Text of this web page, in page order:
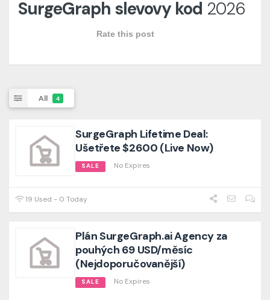
SurgeGraph slevovy kod 2026
Rate this post
All 4
SurgeGraph Lifetime Deal:
Ušetřete $2600 (Live Now)
SALE No Expires
19 Used - 0 Today
Plán SurgeGraph.ai Agency za
pouhých 69 USD/měsíc
(Nejdoporučovanější)
SALE No Expires